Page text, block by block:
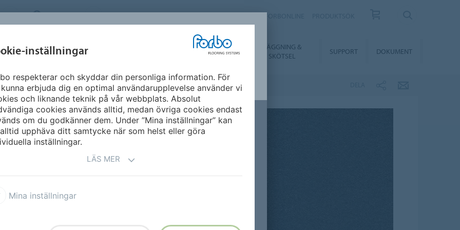
SWEDEN
MILJÖ &
HÅLLBARHET
FLOORVISUALIZER
LÄGGNING &
SKÖTSEL
SUPPORT DOKUMENT
och alla andra
inställningar
respekterar och skyddar din personliga information. För
erbjuda dig en optimal användarupplevelse använder vi
och liknande teknik på vår webbplats. Absolut
cookies används alltid, medan övriga cookies endast
om du godkänner dem. Under ”Mina inställningar” kan
upphäva ditt samtycke när som helst eller göra
inställningar.
LÄS MER
Mina inställningar